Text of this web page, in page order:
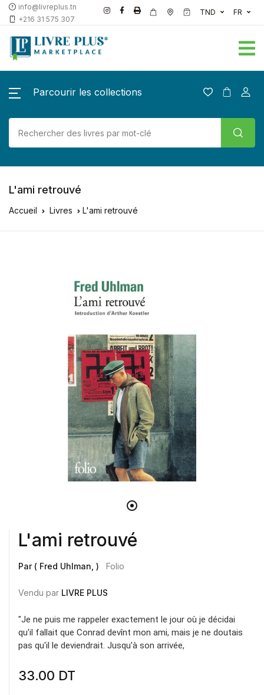
info@livreplus.tn
+216 31 575 307
TND FR
Parcourir les collections
L'ami retrouvé
Accueil Livres L'ami retrouvé
L'ami retrouvé
Par ( Fred Uhlman, ) Folio
Vendu par LIVRE PLUS
"Je ne puis me rappeler exactement le jour où je décidai
qu'il fallait que Conrad devînt mon ami, mais je ne doutais
pas qu'il le deviendrait. Jusqu'à son arrivée,
33.00 DT